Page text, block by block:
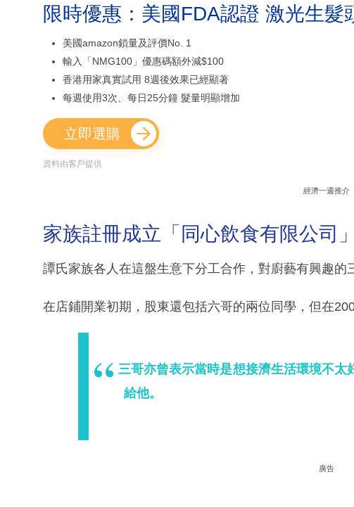
限時優惠：美國FDA認證 激光生髮
美國amazon鎖量及評價No. 1
輸入「NMG100」優惠碼額外減$100
香港用家真實試用 8週後效果已經顯著
每週使用3次、每日25分鐘 髮量明顯增加
立即選購
資料由客戶提供
經濟一週推介
家族註冊成立「同心飲食有限公司
譚氏家族各人在這盤生意下分工合作，對廚藝有興趣的
在店鋪開業初期，股東還包括六哥的兩位同學，但在
三哥亦曾表示當時是想接濟生活環境不
給他。
廣告